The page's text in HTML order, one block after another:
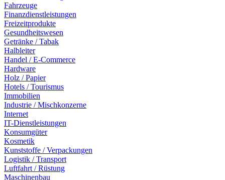
Fahrzeuge
Finanzdienstleistungen
Freizeitprodukte
Gesundheitswesen
Getränke / Tabak
Halbleiter
Handel / E-Commerce
Hardware
Holz / Papier
Hotels / Tourismus
Immobilien
Industrie / Mischkonzerne
Internet
IT-Dienstleistungen
Konsumgüter
Kosmetik
Kunststoffe / Verpackungen
Logistik / Transport
Luftfahrt / Rüstung
Maschinenbau